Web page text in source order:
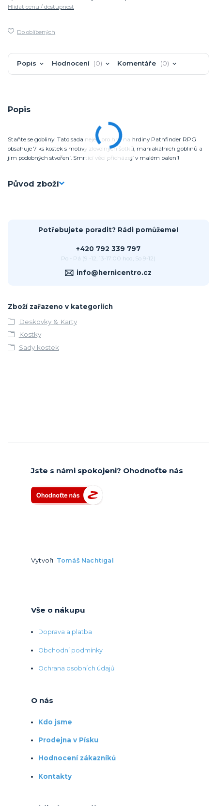
Hlídat cenu / dostupnost
Do oblíbených
Popis Hodnocení 0 Komentáře 0
Popis
Staňte se gobliny! Tato sada nejen pro hru na hrdiny Pathfinder RPG
obsahuje 7 ks kostek s motivy zlovolných šotků, maniakálních goblinů a
jim podobných stvoření. Smrtící věci přicházejí v malém balení!
Původ zboží
Potřebujete poradit? Rádi pomůžeme!
+420 792 339 797
Po - Pá (9 -12, 13-17:00 hod, So 9-12)
info@hernicentro.cz
Zboží zařazeno v kategoriích
Deskovky & Karty
Kostky
Sady kostek
Jste s námi spokojeni? Ohodnoťte nás
Vytvořil Tomáš Nachtigal
Vše o nákupu
Doprava a platba
Obchodní podmínky
Ochrana osobních údajů
O nás
Kdo jsme
Prodejna v Písku
Hodnocení zákazníků
Kontakty